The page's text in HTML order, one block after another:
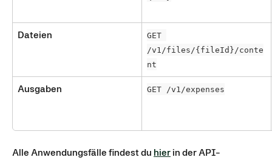
Dateien
GET
/v1/files/{fileId}/conte
nt
Ausgaben GET /v1/expenses
Alle Anwendungsfälle findest du hier in der API-